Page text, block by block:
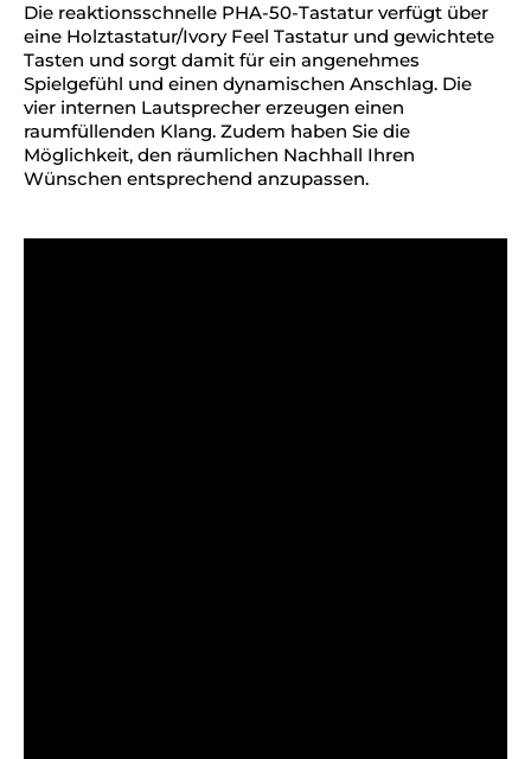
Die reaktionsschnelle PHA-50-Tastatur verfügt über
eine Holztastatur/Ivory Feel Tastatur und gewichtete
Tasten und sorgt damit für ein angenehmes
Spielgefühl und einen dynamischen Anschlag. Die
vier internen Lautsprecher erzeugen einen
raumfüllenden Klang. Zudem haben Sie die
Möglichkeit, den räumlichen Nachhall Ihren
Wünschen entsprechend anzupassen.